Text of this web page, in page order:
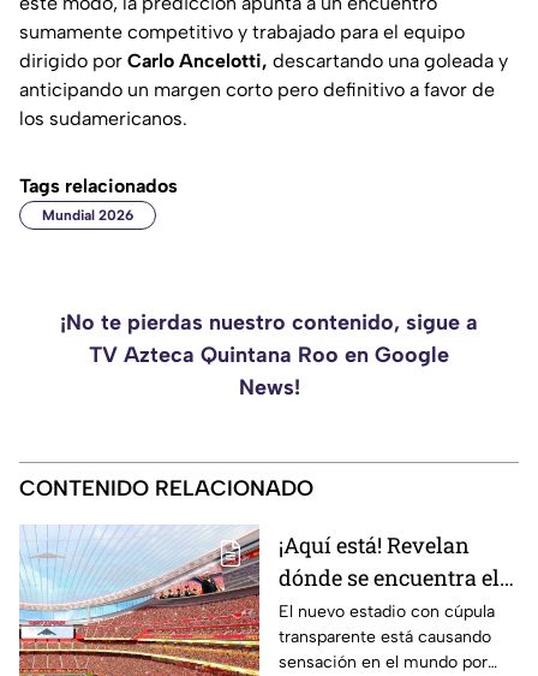
sumamente competitivo y trabajado para el equipo
dirigido por Carlo Ancelotti, descartando una goleada y
anticipando un margen corto pero definitivo a favor de
los sudamericanos.
Tags relacionados
Mundial 2026
¡No te pierdas nuestro contenido, sigue a
TV Azteca Quintana Roo en Google
News!
CONTENIDO RELACIONADO
¡Aquí está! Revelan
dónde se encuentra el
estadio con cúpula
transparente
El nuevo estadio con cúpula
transparente está causando
sensación en el mundo por